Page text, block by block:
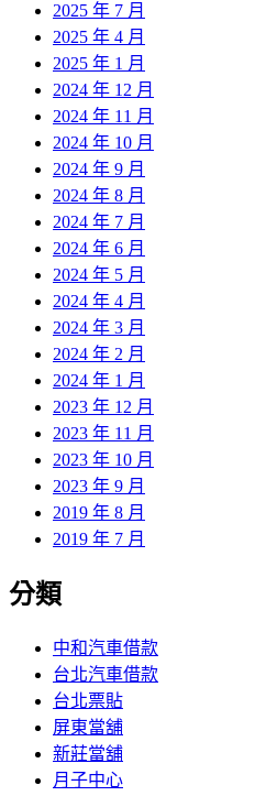
2025 年 7 月
2025 年 4 月
2025 年 1 月
2024 年 12 月
2024 年 11 月
2024 年 10 月
2024 年 9 月
2024 年 8 月
2024 年 7 月
2024 年 6 月
2024 年 5 月
2024 年 4 月
2024 年 3 月
2024 年 2 月
2024 年 1 月
2023 年 12 月
2023 年 11 月
2023 年 10 月
2023 年 9 月
2019 年 8 月
2019 年 7 月
分類
中和汽車借款
台北汽車借款
台北票貼
屏東當舖
新莊當舖
月子中心